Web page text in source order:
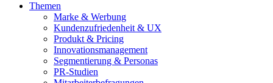
Themen
Marke & Werbung
Kundenzufriedenheit & UX
Produkt & Pricing
Innovationsmanagement
Segmentierung & Personas
PR-Studien